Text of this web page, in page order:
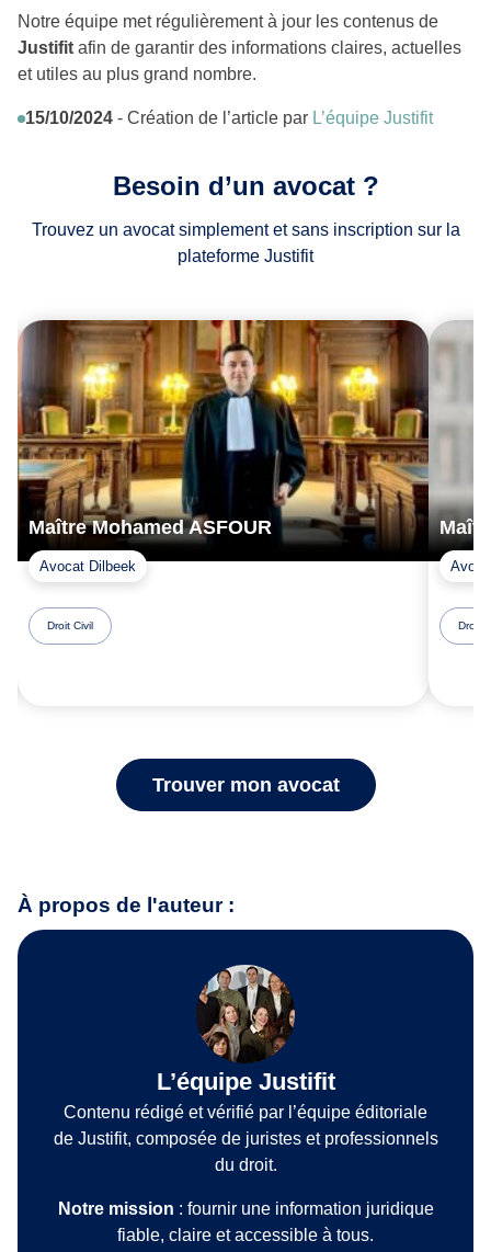
Notre équipe met régulièrement à jour les contenus de
Justifit afin de garantir des informations claires, actuelles
et utiles au plus grand nombre.
15/10/2024 - Création de l’article par L’équipe Justifit
Besoin d’un avocat ?
Trouvez un avocat simplement et sans inscription sur la
plateforme Justifit
Maître Mohamed ASFOUR
Avocat Dilbeek
Droit Civil Droit
Trouver mon avocat
À propos de l'auteur :
L’équipe Justifit
Contenu rédigé et vérifié par l’équipe éditoriale
de Justifit, composée de juristes et professionnels
du droit.
Notre mission : fournir une information juridique
fiable, claire et accessible à tous.